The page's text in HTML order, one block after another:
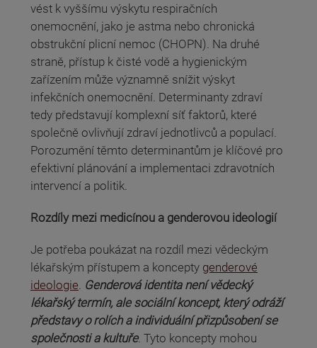
vést k vyššímu výskytu respiračních
onemocnění, jako je astma nebo chronická
obstrukční plicní nemoc (CHOPN). Na druhé
straně, přístup k čisté vodě a hygienickým
zařízením může významně snížit výskyt
infekčních onemocnění. Determinanty zdraví
tedy představují komplexní síť faktorů, které
společně ovlivňují zdraví jednotlivců a populací.
Porozumění těmto determinantům je klíčové pro
efektivní plánování a implementaci zdravotních
intervencí a politik.
Rozdíly mezi medicínou a genderovou ideologií
Je potřeba poukázat na rozdíl mezi vědeckým
lékařským přístupem a koncepty genderové
ideologie. Genderová identita není vědecký
lékařský termín, ale sociální koncept, který odráží
představy o rolích a individuální přizpůsobení se
společnosti a kultuře. Tyto koncepty mohou